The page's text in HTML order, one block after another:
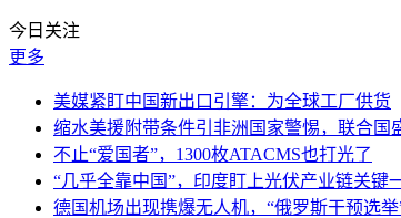
今日关注
更多
美媒紧盯中国新出口引擎：为全球工厂供货
缩水美援附带条件引非洲国家警惕，联合国
不止“爱国者”，1300枚ATACMS也打光了
“几乎全靠中国”，印度盯上光伏产业链关键
德国机场出现携爆无人机，“俄罗斯干预选举